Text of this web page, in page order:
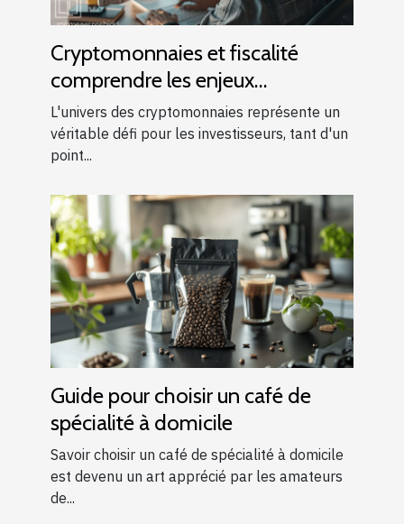
Cryptomonnaies et fiscalité
comprendre les enjeux
économiques pour les
investisseurs
L'univers des cryptomonnaies représente un
véritable défi pour les investisseurs, tant d'un
point...
Guide pour choisir un café de
spécialité à domicile
Savoir choisir un café de spécialité à domicile
est devenu un art apprécié par les amateurs
de...